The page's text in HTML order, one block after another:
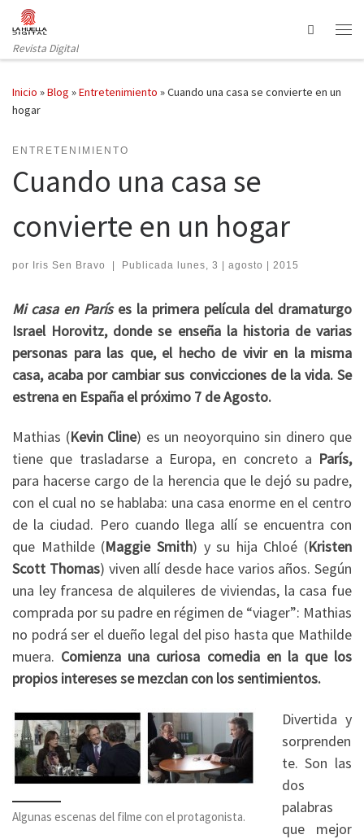
Saltar al contenido
Revista Digital
Search
Inicio »Blog »Entretenimiento »Cuando una casa se convierte en un
hogar
ENTRETENIMIENTO
Cuando una casa se
convierte en un hogar
por Iris Sen Bravo | Publicada lunes, 3 | agosto | 2015
Mi casa en Paríses la primera película del dramaturgo
Israel Horovitz, donde se enseña la historia de varias
personas para las que, el hecho de vivir en la misma
casa, acaba por cambiar sus convicciones de la vida. Se
estrena en España el próximo 7 de Agosto.
Mathias (Kevin Cline) es un neoyorquino sin dinero que
tiene que trasladarse a Europa, en concreto a París,
para hacerse cargo de la herencia que le dejó su padre,
con el cual no se hablaba: una casa enorme en el centro
de la ciudad. Pero cuando llega allí se encuentra con
que Mathilde (Maggie Smith) y su hija Chloé (Kristen
Scott Thomas) viven allí desde hace varios años. Según
una ley francesa de alquileres de viviendas, la casa fue
comprada por su padre en régimen de “viager”: Mathias
no podrá ser el dueño legal del piso hasta que Mathilde
muera. Comienza una curiosa comedia en la que los
propios intereses se mezclan con los sentimientos.
Algunas escenas del filme con el protagonista.
Divertida y
sorprenden
te. Son las
dos
palabras
que mejor